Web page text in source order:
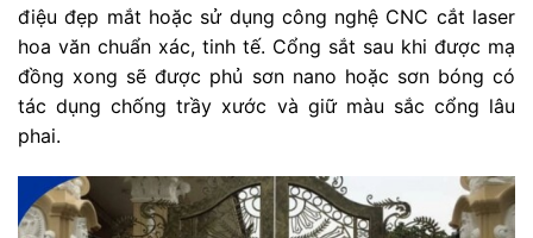
điệu đẹp mắt hoặc sử dụng công nghệ CNC cắt laser
hoa văn chuẩn xác, tinh tế. Cổng sắt sau khi được mạ
đồng xong sẽ được phủ sơn nano hoặc sơn bóng có
tác dụng chống trầy xước và giữ màu sắc cổng lâu
phai.